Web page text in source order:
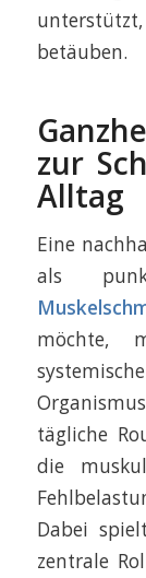
betäuben.
zur
Alltag
Eine
als
möchte,
tägliche
die
Dabei
zentrale